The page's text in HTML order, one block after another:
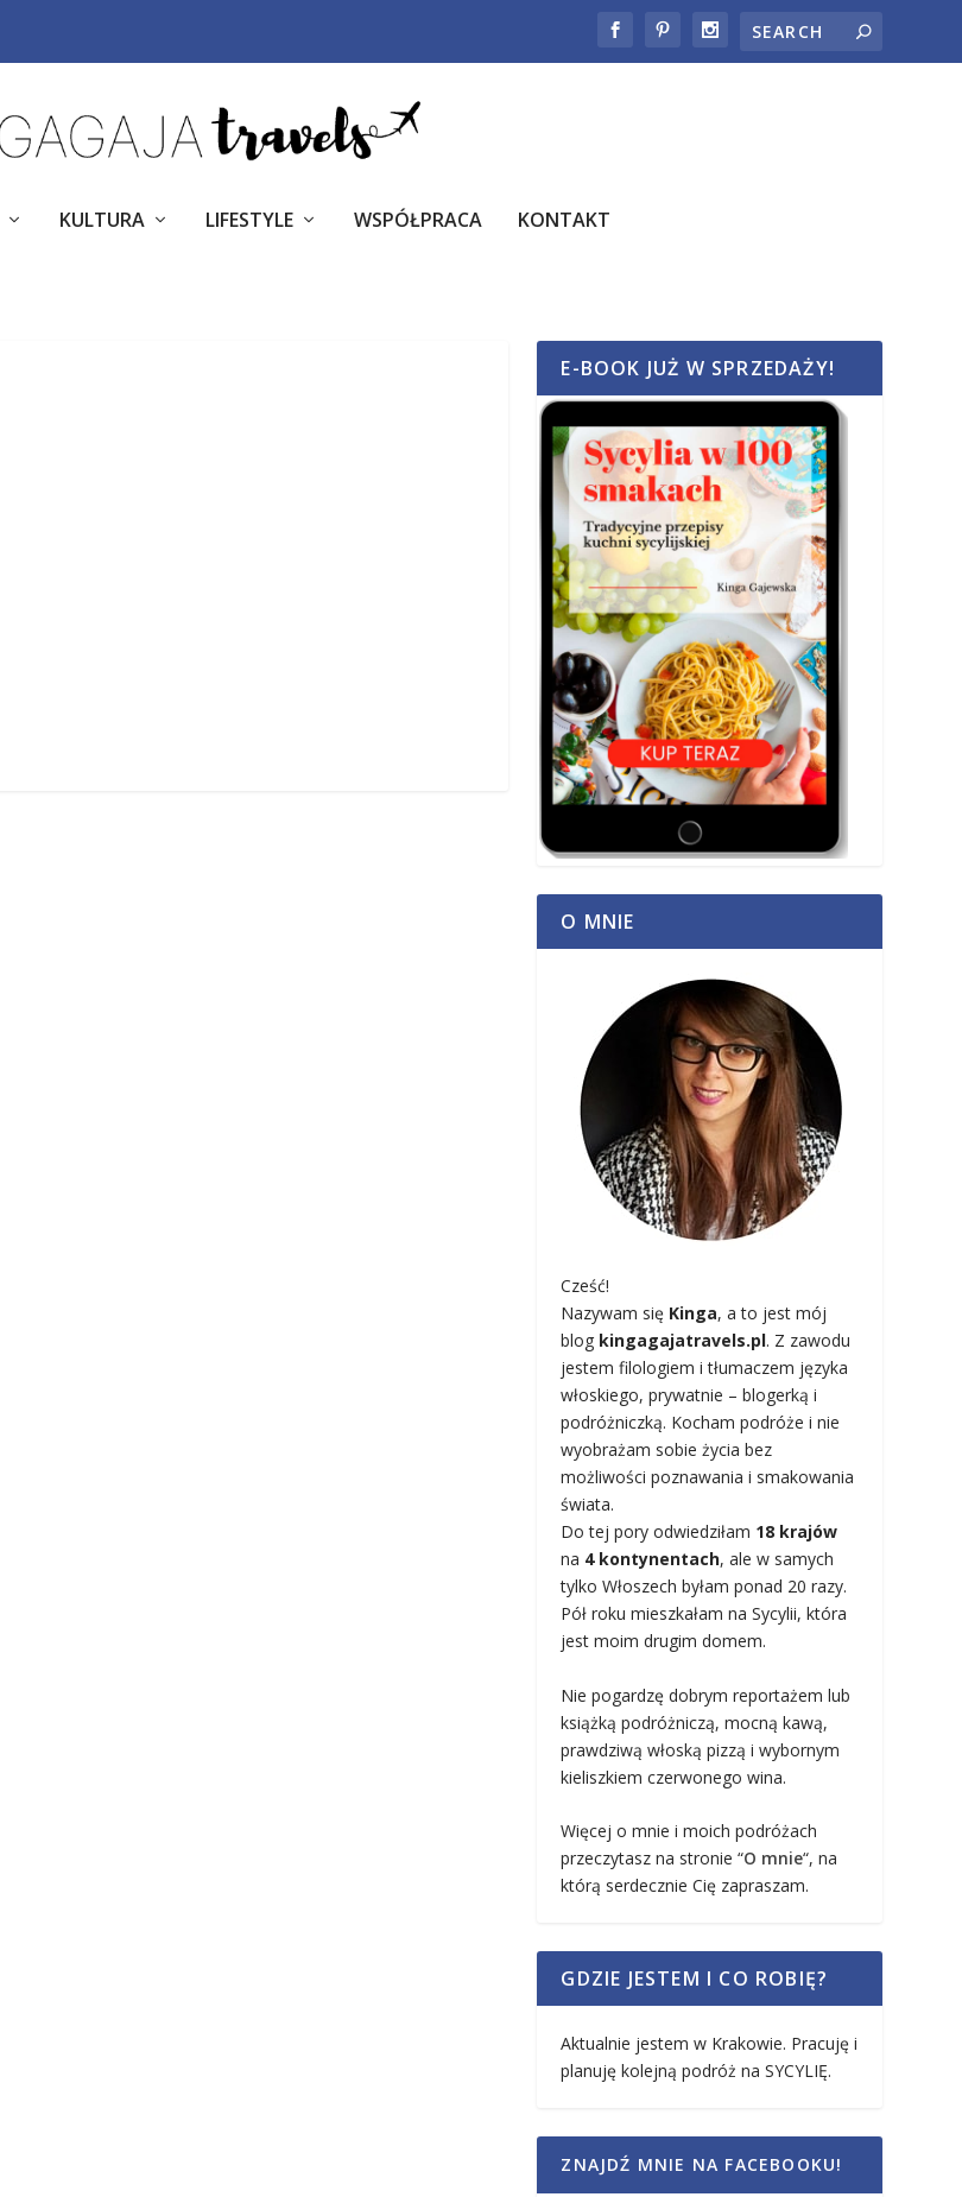
KULTURA LIFESTYLE WSPÓŁPRACA KONTAKT
E-BOOK JUŻ W SPRZEDAŻY!
O MNIE
Cześć!
Nazywam się Kinga, a to jest mój
blog kingagajatravels.pl. Z zawodu
jestem filologiem i tłumaczem języka
włoskiego, prywatnie – blogerką i
podróżniczką. Kocham podróże i nie
wyobrażam sobie życia bez
możliwości poznawania i smakowania
świata.
Do tej pory odwiedziłam 18 krajów
na 4 kontynentach, ale w samych
tylko Włoszech byłam ponad 20 razy.
Pół roku mieszkałam na Sycylii, która
jest moim drugim domem.
Nie pogardzę dobrym reportażem lub
książką podróżniczą, mocną kawą,
prawdziwą włoską pizzą i wybornym
kieliszkiem czerwonego wina.
Więcej o mnie i moich podróżach
przeczytasz na stronie “O mnie“, na
którą serdecznie Cię zapraszam.
GDZIE JESTEM I CO ROBIĘ?
Aktualnie jestem w Krakowie. Pracuję i
planuję kolejną podróż na SYCYLIĘ.
ZNAJDŹ MNIE NA FACEBOOKU!